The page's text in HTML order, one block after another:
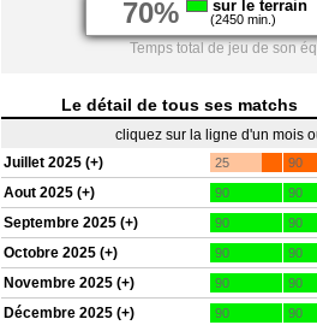
70% sur le terrain
(2450 min.)
Temps total de jeu de son
Le détail de tous ses matchs
cliquez sur la ligne d'un mois
Juillet 2025 (+)
25 90
Aout 2025 (+) 90 90
Septembre 2025 (+) 90 90
Octobre 2025 (+) 90 90
Novembre 2025 (+) 90 90
Décembre 2025 (+) 90 90